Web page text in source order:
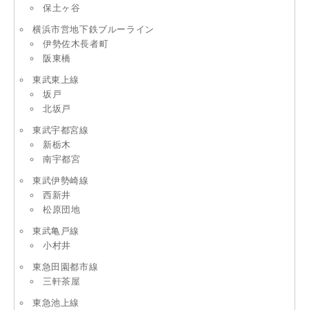
保土ヶ谷
横浜市営地下鉄ブルーライン
伊勢佐木長者町
阪東橋
東武東上線
坂戸
北坂戸
東武宇都宮線
新栃木
南宇都宮
東武伊勢崎線
西新井
松原団地
東武亀戸線
小村井
東急田園都市線
三軒茶屋
東急池上線